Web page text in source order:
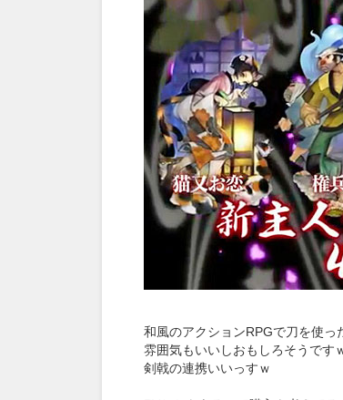
和風のアクションRPGで刀を使っ
雰囲気もいいしおもしろそうです
剣戟の連携いいっすｗ